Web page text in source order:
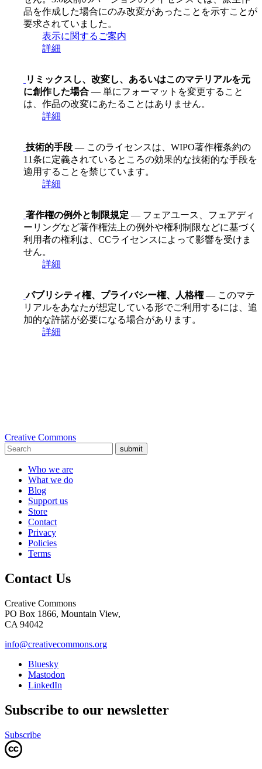
品を作成した場合にのみ改変があったことを示すことが
要求されていました。
表示に関するご案内
詳細
リミックスし、改変し、あるいはこのマテリアルを元
に創作した場合 — 単にフォーマットを変更すること
は、作品の改変にあたることはありません。
詳細
技術的手段 — このライセンスは、WIPO著作権条約の
11条に定義されているところの効果的な技術的な手段を
適用することを禁じています。
詳細
著作権の例外と制限規定 — フェアユース、フェアディ
ーリングなど著作権法上の例外や権利制限などに基づく
利用者の権利は、CCライセンスによって影響を受けま
せん。
詳細
パブリシティ権、プライバシー権、人格権— このマテ
リアルをあなたが想定している形でご利用するには、追
加的な許諾が必要になる場合があります。
詳細
Creative Commons
submit
Who we are
What we do
Blog
Support us
Store
Contact
Privacy
Policies
Terms
Contact Us
Creative Commons
PO Box 1866, Mountain View,
CA 94042
info@creativecommons.org
Bluesky
Mastodon
LinkedIn
Subscribe to our newsletter
Subscribe